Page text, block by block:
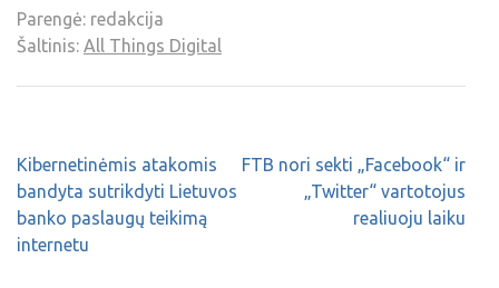
Parengė: redakcija
Šaltinis: All Things Digital
Kibernetinėmis atakomis
bandyta sutrikdyti Lietuvos
banko paslaugų teikimą
internetu
FTB nori sekti „Facebook“ ir
„Twitter“ vartotojus
realiuoju laiku